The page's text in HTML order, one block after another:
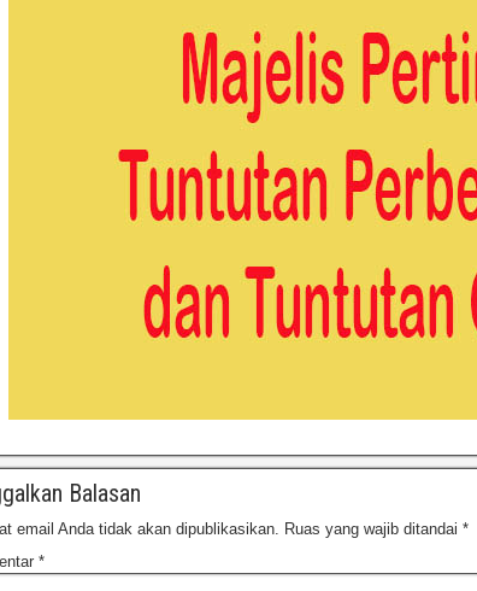
Balasan
email Anda tidak akan dipublikasikan. Ruas yang wajib ditandai *
*